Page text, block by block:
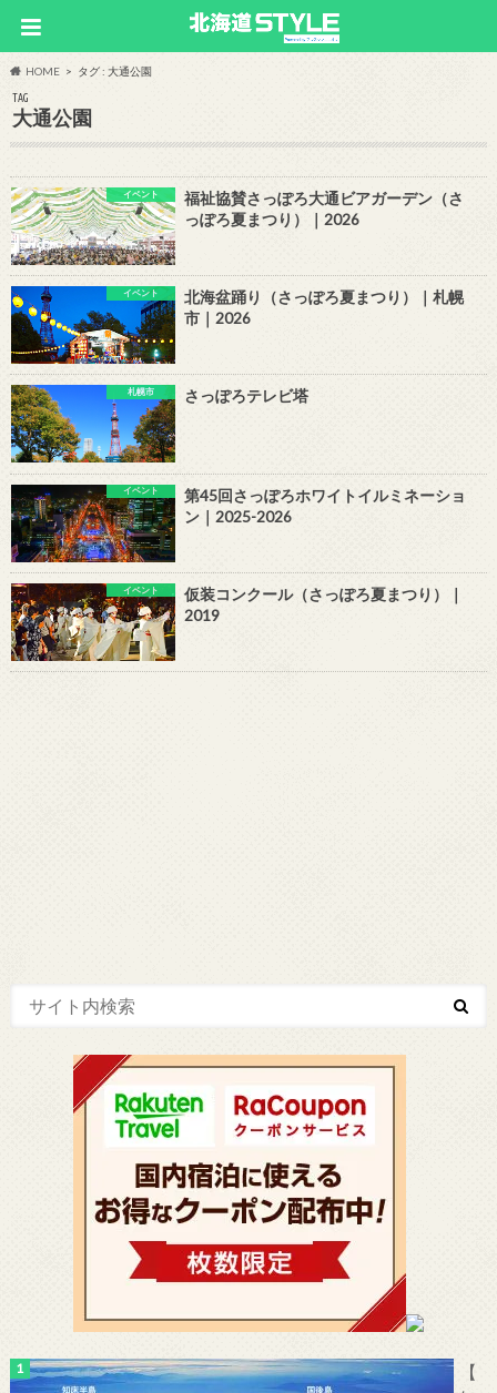
HOME タグ : 大通公園
TAG
大通公園
イベント
福祉協賛さっぽろ大通ビアガーデン（さ
っぽろ夏まつり）｜2026
イベント
北海盆踊り（さっぽろ夏まつり）｜札幌
市｜2026
札幌市 さっぽろテレビ塔
イベント
第45回さっぽろホワイトイルミネーショ
ン｜2025-2026
イベント
仮装コンクール（さっぽろ夏まつり）｜
2019
【